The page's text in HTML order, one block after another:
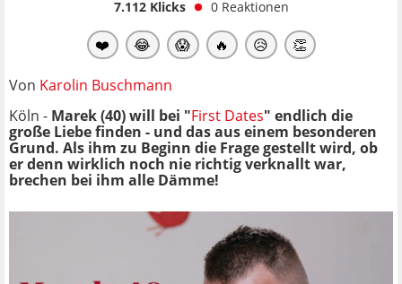
7.112Klicks 0 Reaktionen
❤️ 😂 😱 🔥 😥 👏
Von Karolin Buschmann
Köln - Marek (40) will bei "First Dates" endlich die
große Liebe finden - und das aus einem besonderen
Grund. Als ihm zu Beginn die Frage gestellt wird, ob
er denn wirklich noch nie richtig verknallt war,
brechen bei ihm alle Dämme!